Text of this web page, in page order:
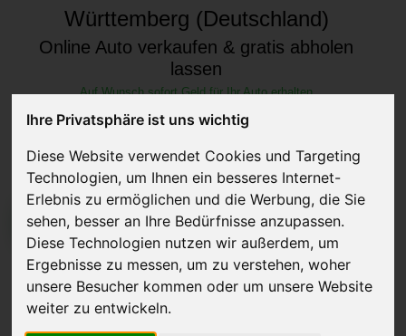
Ihre Privatsphäre ist uns wichtig
Diese Website verwendet Cookies und Targeting
Technologien, um Ihnen ein besseres Internet-
Erlebnis zu ermöglichen und die Werbung, die Sie
sehen, besser an Ihre Bedürfnisse anzupassen.
Diese Technologien nutzen wir außerdem, um
Ergebnisse zu messen, um zu verstehen, woher
unsere Besucher kommen oder um unsere Website
weiter zu entwickeln.
Württemberg (Deutschland)
Online Auto verkaufen & gratis abholen
lassen
Auf Wunsch sofort Geld für Ihr Auto erhalten
JETZT KOSTENLOSE BEWERTUNG
Kostenloses Angebotfür den Ankauf Ihres Autos inklusive der
Abholung, auf Wunsch sofort Geld. Ihre Daten werden nicht mit Dritten